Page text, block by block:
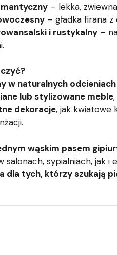
– lekka,
– gładka firana
i rustykalny –
w naturalnych odcieniach
lub stylizowane meble
dekoracje, jak kwiatowe
wąskim pasem
salonach, sypialniach, jak
dla tych, którzy szukają